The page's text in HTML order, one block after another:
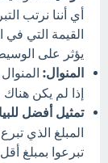
أي أننا نرتب
يؤثر على
المنوال:
إذا لم يكن
تمثيل أفضل